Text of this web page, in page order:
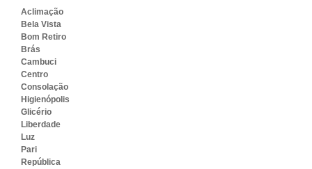
PREÇO DE JANELAS DE
ALUMINIO COM VIDRO
Aclimação
Bela Vista
Bom Retiro
Brás
Cambuci
Centro
Consolação
Higienópolis
Glicério
Liberdade
Luz
Pari
República